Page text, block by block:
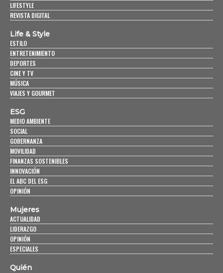
LIFESTYLE
REVISTA DIGITAL
Life & Style
ESTILO
ENTRETENIMIENTO
DEPORTES
CINE Y TV
MÚSICA
VIAJES Y GOURMET
ESG
MEDIO AMBIENTE
SOCIAL
GOBERNANZA
MOVILIDAD
FINANZAS SOSTENIBLES
INNOVACIÓN
EL ABC DEL ESG
OPINIÓN
Mujeres
ACTUALIDAD
LIDERAZGO
OPINIÓN
ESPECIALES
Quién